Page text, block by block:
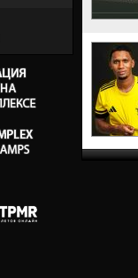
28 March
Raí